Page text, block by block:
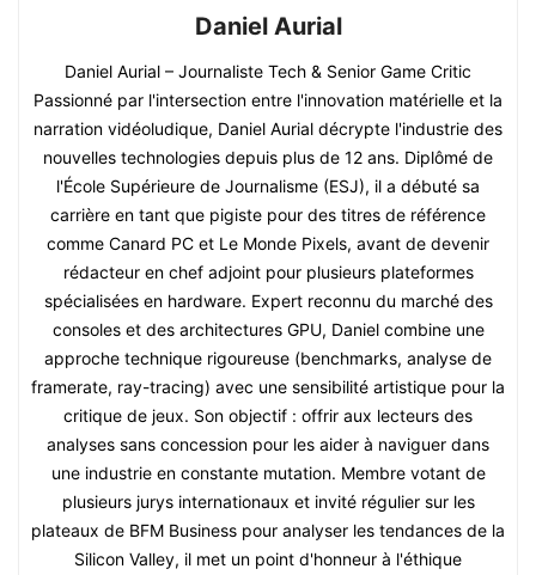
Daniel Aurial
Daniel Aurial – Journaliste Tech & Senior Game Critic
Passionné par l'intersection entre l'innovation matérielle et la
narration vidéoludique, Daniel Aurial décrypte l'industrie des
nouvelles technologies depuis plus de 12 ans. Diplômé de
l'École Supérieure de Journalisme (ESJ), il a débuté sa
carrière en tant que pigiste pour des titres de référence
comme Canard PC et Le Monde Pixels, avant de devenir
rédacteur en chef adjoint pour plusieurs plateformes
spécialisées en hardware. Expert reconnu du marché des
consoles et des architectures GPU, Daniel combine une
approche technique rigoureuse (benchmarks, analyse de
framerate, ray-tracing) avec une sensibilité artistique pour la
critique de jeux. Son objectif : offrir aux lecteurs des
analyses sans concession pour les aider à naviguer dans
une industrie en constante mutation. Membre votant de
plusieurs jurys internationaux et invité régulier sur les
plateaux de BFM Business pour analyser les tendances de la
Silicon Valley, il met un point d'honneur à l'éthique